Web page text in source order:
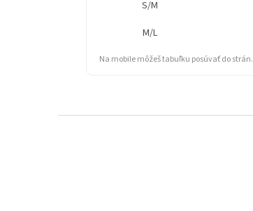
S/M
M/L
Na mobile môžeš tabuľku posúvať do strán.